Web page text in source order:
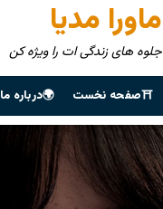
ماورا مدیا
جلوه های زندگی ات را ویژه کن
⛩صفحه نخست 🌍درباره ما